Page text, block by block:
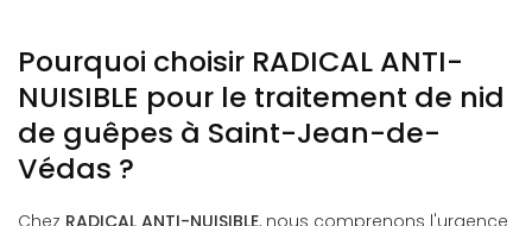
Pourquoi choisir RADICAL ANTI-
NUISIBLE pour le traitement de nid
de guêpes à Saint-Jean-de-
Védas ?